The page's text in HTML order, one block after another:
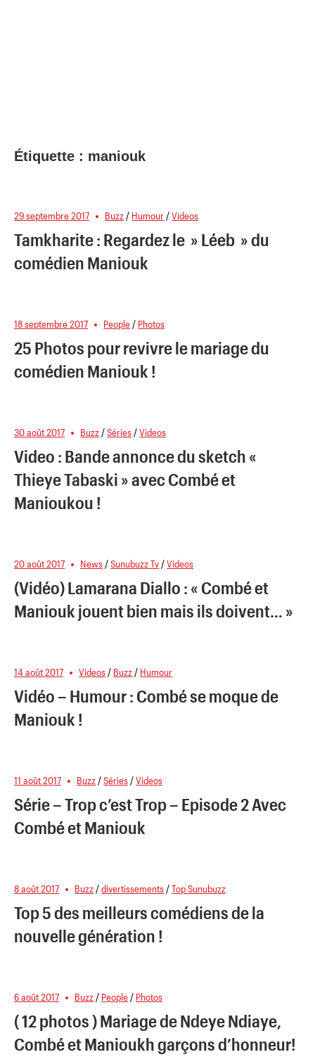
Étiquette : maniouk
29 septembre 2017 Buzz / Humour /Videos
Tamkharite : Regardez le » Léeb » du
comédien Maniouk
18 septembre 2017 People / Photos
25 Photos pour revivre le mariage du
comédien Maniouk !
30 août 2017 Buzz /Séries /Videos
Video : Bande annonce du sketch «
Thieye Tabaski » avec Combé et
Manioukou !
20 août 2017 News /Sunubuzz Tv /Videos
(Vidéo) Lamarana Diallo : « Combé et
Maniouk jouent bien mais ils doivent… »
14 août 2017 Videos / Buzz / Humour
Vidéo – Humour : Combé se moque de
Maniouk !
11 août 2017 Buzz /Séries /Videos
Série – Trop c’est Trop – Episode 2 Avec
Combé et Maniouk
8 août 2017 Buzz /divertissements /Top Sunubuzz
Top 5 des meilleurs comédiens de la
nouvelle génération !
6 août 2017 Buzz/ People/ Photos
( 12 photos ) Mariage de Ndeye Ndiaye,
Combé et Manioukh garçons d’honneur!